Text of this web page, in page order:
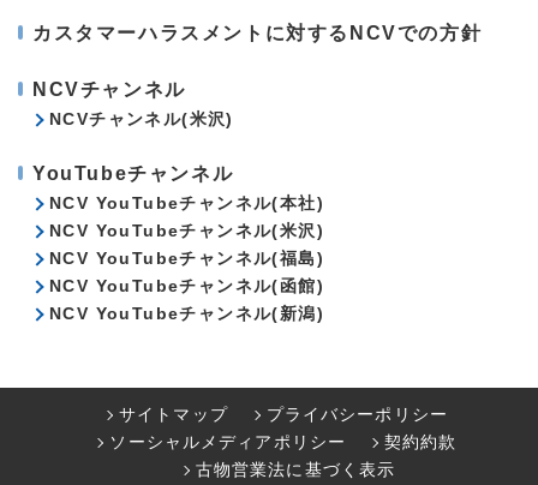
カスタマーハラスメントに対するNCVでの方針
NCVチャンネル
NCVチャンネル(米沢)
YouTubeチャンネル
NCV YouTubeチャンネル(本社)
NCV YouTubeチャンネル(米沢)
NCV YouTubeチャンネル(福島)
NCV YouTubeチャンネル(函館)
NCV YouTubeチャンネル(新潟)
サイトマップ
プライバシーポリシー
ソーシャルメディアポリシー
契約約款
古物営業法に基づく表示